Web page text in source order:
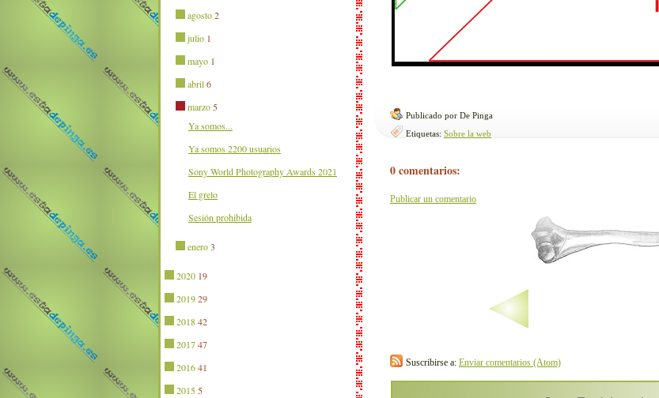
Publicado por De Pinga
Etiquetas: Sobre la web
0 comentarios:
Publicar un comentario
Suscribirse a: Enviar comentarios (Atom)
agosto 2
julio 1
mayo 1
abril 6
marzo 5
Ya somos...
Ya somos 2200 usuarios
Sony World Photography Awards 2021
El grelo
Sesión prohibida
enero 3
2020 19
201929
201842
201747
201641
2015 5